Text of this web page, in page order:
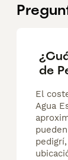
de
El
Agua